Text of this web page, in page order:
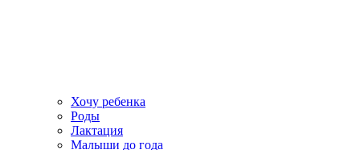
Хочу ребенка
Роды
Лактация
Малыши до года